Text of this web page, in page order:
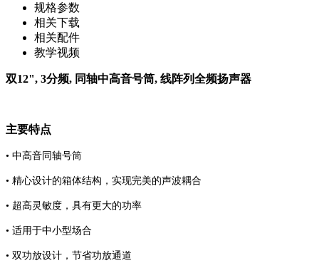
规格参数
相关下载
相关配件
教学视频
双12", 3分频, 同轴中高音号筒, 线阵列全频扬声器
主要特点
• 中高音同轴号筒
• 精心设计的箱体结构，实现完美的声波耦合
• 超高灵敏度，具有更大的功率
• 适用于中小型场合
• 双功放设计，节省功放通道